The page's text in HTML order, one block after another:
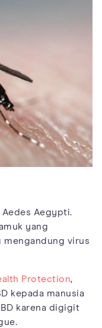
Aedes Aegypti.
yang
mengandung virus
Protection,
kepada manusia
karena digigit